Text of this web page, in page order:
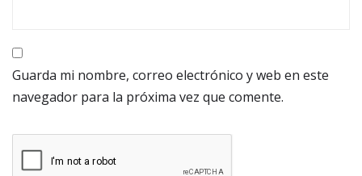
Guarda mi nombre, correo electrónico y web en este
navegador para la próxima vez que comente.